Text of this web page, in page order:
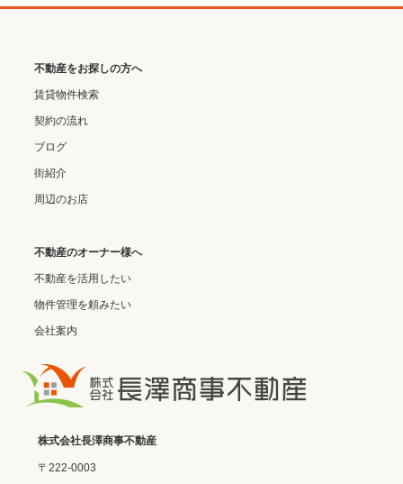
不動産をお探しの方へ
賃貸物件検索
契約の流れ
ブログ
街紹介
周辺のお店
不動産のオーナー様へ
不動産を活用したい
物件管理を頼みたい
会社案内
株式会社長澤商事不動産
〒222-0003